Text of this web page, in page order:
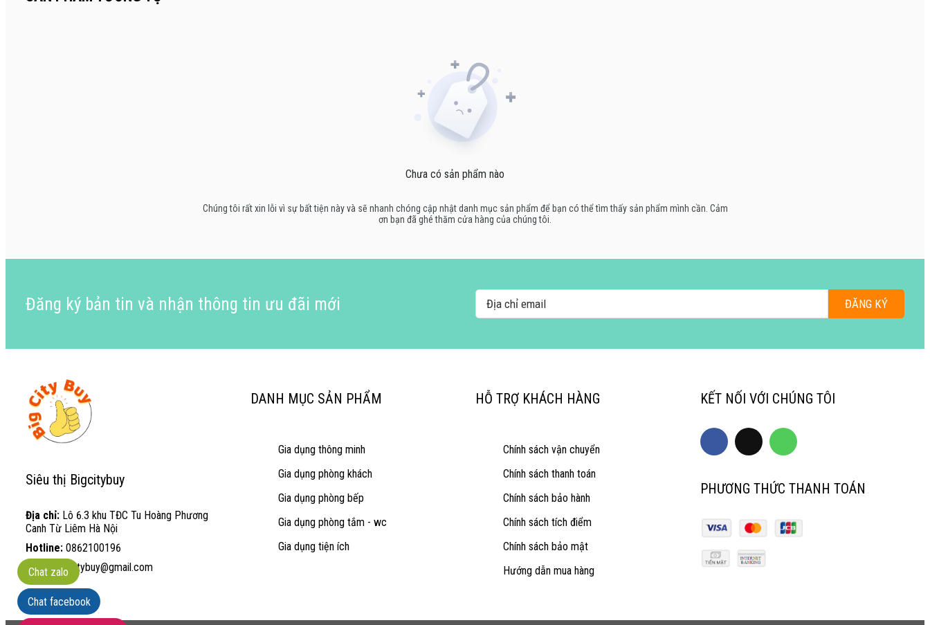
Chat zalo
Chat facebook
Chưa có sản phẩm nào
Chúng tôi rất xin lỗi vì sự bất tiện này và sẽ nhanh chóng cập nhật danh mục sản phẩm để bạn có thể tìm thấy sản phẩm mình cần. Cảm
ơn bạn đã ghé thăm cửa hàng của chúng tôi.
Đăng ký bản tin và nhận thông tin ưu đãi mới ĐĂNG KÝ
DANH MỤC SẢN PHẨM
Gia dụng thông minh
Gia dụng phòng khách
Gia dụng phòng bếp
Gia dụng phòng tắm - wc
Gia dụng tiện ích
HỖ TRỢ KHÁCH HÀNG
Chính sách vận chuyển
Chính sách thanh toán
Chính sách bảo hành
Chính sách tích điểm
Chính sách bảo mật
Hướng dẫn mua hàng
KẾT NỐI VỚI CHÚNG TÔI
PHƯƠNG THỨC THANH TOÁN
Siêu thị Bigcitybuy
Email:bigcitybuy@gmail.com
Địa chỉ: Lô 6.3 khu TĐC Tu Hoàng Phương
Canh Từ Liêm Hà Nội
Hotline: 0862100196